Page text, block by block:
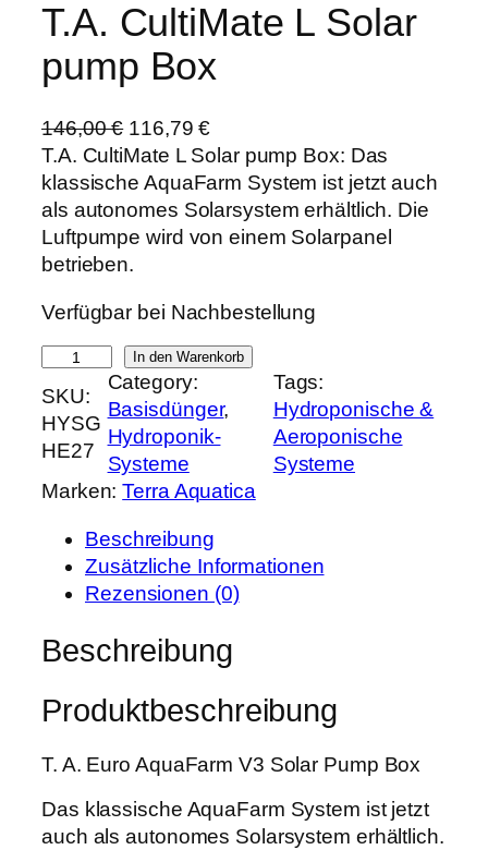
T.A. CultiMate L Solar
pump Box
146,00€ U
r
s
p
r
ü
g
l
i
c
h
e
r
r
e
i
w
r
:
1
6
,
116,79€A
k
t
u
e
e
r
P
r
e
s
s
t
1
6
,
7
€
.
T.A. CultiMate L Solar pump Box: Das
klassische AquaFarm System ist jetzt auch
als autonomes Solarsystem erhältlich. Die
Luftpumpe wird von einem Solarpanel
betrieben.
Verfügbar bei Nachbestellung
.
A
.
u
t
L
o
a
r
In den Warenkorb
SKU:
HYSG
HE27
Category:
Basisdünger
Hydroponik-
Systeme
Tags:
Hydroponische &
Aeroponische
Systeme
Marken:Terra Aquatica
Beschreibung
Zusätzliche Informationen
Rezensionen (0)
Beschreibung
Produktbeschreibung
T. A. Euro AquaFarm V3 Solar Pump Box
Das klassische AquaFarm System ist jetzt
auch als autonomes Solarsystem erhältlich.